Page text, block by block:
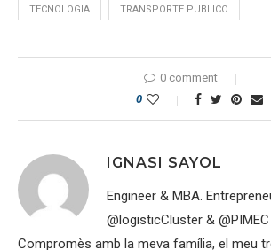
TECNOLOGIA TRANSPORTE PUBLICO
0 comment
0
IGNASI SAYOL
Engineer & MBA.
@logisticCluster &
Compromès amb la meva família, el meu